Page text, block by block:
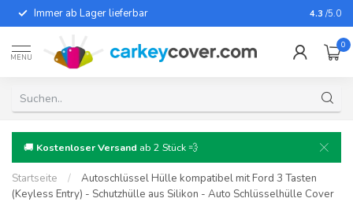
Immer ab Lager lieferbar Für fast
4.3 /5.0
MENU
0
🚚 Kostenloser Versand ab 2 Stück 💨
Startseite /
Autoschlüssel Hülle kompatibel mit Ford 3 Tasten
(Keyless Entry) - Schutzhülle aus Silikon - Auto Schlüsselhülle Cover